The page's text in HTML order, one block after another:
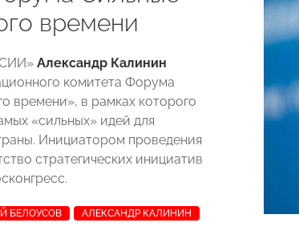
времени
Александр Калинин
комитета Форума
времени», в рамках которого
«сильных» идей для
Инициатором проведения
стратегических инициатив
БЕЛОУСОВ
АЛЕКСАНДР КАЛИНИН